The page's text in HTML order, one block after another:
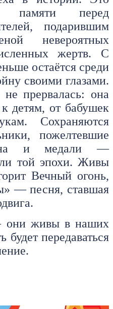
памяти перед
подарившим
невероятных
жертв. С
остаётся среди
своими глазами.
прервалась: она
детям, от бабушек
Сохраняются
пожелтевшие
и медали —
той эпохи. Живы
Вечный огонь,
— песня, ставшая
живы в наших
будет передаваться